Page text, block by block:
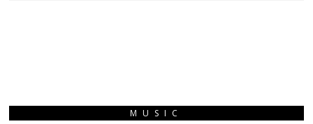
MUSIC